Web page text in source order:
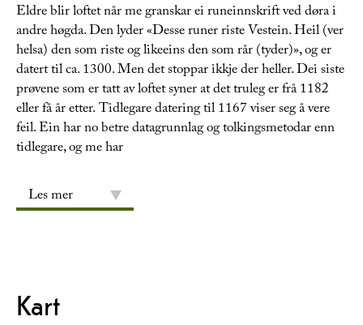
Eldre blir loftet når me granskar ei runeinnskrift ved døra i
andre høgda. Den lyder «​​​​​​Desse runer riste Vestein. Heil(ver
helsa)den som riste og likeeins den som rår(tyder)», og er
datert til ca. 1300. Men det stoppar ikkje der heller. Dei siste
prøvene som er tatt av loftet syner at det truleg er frå 1182
eller få år etter. Tidlegare datering til 1167 viser seg å vere
feil. Ein har no betre datagrunnlag og tolkingsmetodar enn
tidlegare, og me har
Les mer
Kart